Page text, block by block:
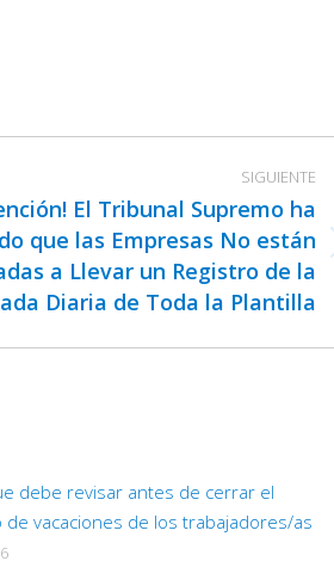
SIGUIENTE
El Tribunal Supremo ha
que las Empresas No están
a Llevar un Registro de la
Diaria de Toda la Plantilla
debe revisar antes de cerrar el
de vacaciones de los trabajadores/as